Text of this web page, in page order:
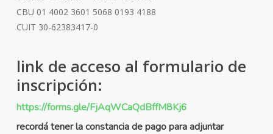
CBU 01 4002 3601 5068 0193 4188
CUIT 30-62383417-0
link de acceso al formulario de
inscripción:
https://forms.gle/FjAqWCaQdBffM8Kj6
recordá tener la constancia de pago para adjuntar